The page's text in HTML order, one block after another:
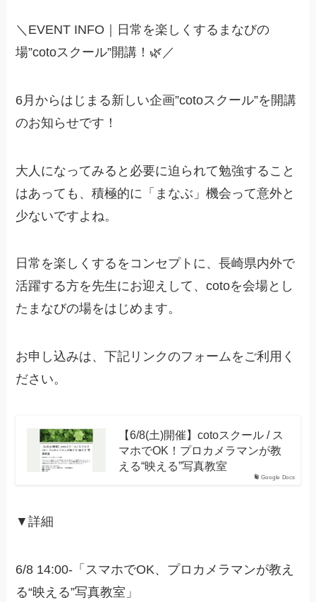
＼EVENT INFO｜日常を楽しくするまなびの
場”cotoスクール”開講！🌿／
6月からはじまる新しい企画”cotoスクール”を開講
のお知らせです！
大人になってみると必要に迫られて勉強すること
はあっても、積極的に「まなぶ」機会って意外と
少ないですよね。
日常を楽しくするをコンセプトに、長崎県内外で
活躍する方を先生にお迎えして、cotoを会場とし
たまなびの場をはじめます。
お申し込みは、下記リンクのフォームをご利用く
ださい。
Google Docs
【6/8(土)開催】cotoスクール / ス
マホでOK！プロカメラマンが教
える“映える”写真教室
▼詳細
6/8 14:00-「スマホでOK、プロカメラマンが教え
る“映える”写真教室」